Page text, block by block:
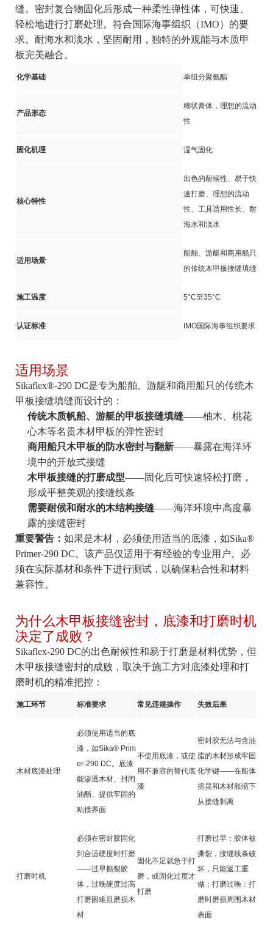
缝。密封复合物固化后形成一种柔性弹性体，可快速、
轻松地进行打磨处理。符合国际海事组织（IMO）的要
求。耐海水和淡水，坚固耐用，独特的外观能与木质甲
板完美融合。
化学基础 单组分聚氨酯
产品形态
糊状膏体，理想的流动
性
固化机理 湿气固化
核心特性
出色的耐候性、易于快
速打磨、理想的流动
性、工具适用性长、耐
海水和淡水
适用场景
船舶、游艇和商用船只
的传统木甲板接缝填缝
施工温度 5°C至35°C
认证标准 IMO国际海事组织要求
适用场景
Sikaflex®-290 DC是专为船舶、游艇和商用船只的传统木
甲板接缝填缝而设计的：
传统木质帆船、游艇的甲板接缝填缝——柚木、桃花
心木等名贵木材甲板的弹性密封
商用船只木甲板的防水密封与翻新——暴露在海洋环
境中的开放式接缝
木甲板接缝的打磨成型——固化后可快速轻松打磨，
形成平整美观的接缝线条
需要耐候和耐水的木结构接缝——海洋环境中高度暴
露的接缝密封
重要警告： 如果是木材，必须使用适当的底漆，如Sika®
Primer-290 DC。该产品仅适用于有经验的专业用户。必
须在实际基材和条件下进行测试，以确保粘合性和材料
兼容性。
为什么木甲板接缝密封，底漆和打磨时机
决定了成败？
Sikaflex-290 DC的出色耐候性和易于打磨是材料优势，但
木甲板接缝密封的成败，取决于施工方对底漆处理和打
磨时机的精准把控：
施工环节 标准要求 常见违规操作 失效后果
木材底漆处理
必须使用适当的底
漆，如Sika® Prim
er-290 DC。底漆
能渗透木材、封闭
油酯、提供牢固的
粘接界面
不使用底漆，或使
用不兼容的替代底
漆
密封胶无法与含油
脂的木材形成牢固
化学键——在船体
摇晃和木材胀缩下
从接缝剥离
打磨时机
必须在密封胶固化
到合适硬度时打磨
——过早撕裂胶
体，过晚硬度过高
打磨困难且磨损木
材
固化不足就急于打
磨，或固化过度才
打磨
打磨过早：胶体被
撕裂，接缝线条破
坏，只能返工重
做；打磨过晚：打
磨时磨损周围木材
表面